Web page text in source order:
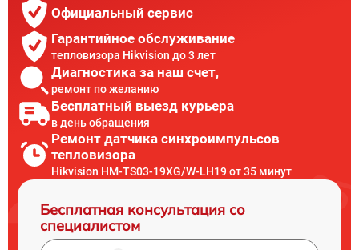
Официальный сервис
Гарантийное обслуживание
тепловизора Hikvision до 3 лет
Диагностика за наш счет,
ремонт по желанию
Бесплатный выезд курьера
в день обращения
Ремонт датчика синхроимпульсов
тепловизора
Hikvision HM-TS03-19XG/W-LH19 от 35 минут
Бесплатная консультация со
специалистом